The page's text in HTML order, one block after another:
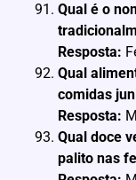
Qual é o
Resposta:
Qual
comidas
Resposta:
Qual doce
palito nas